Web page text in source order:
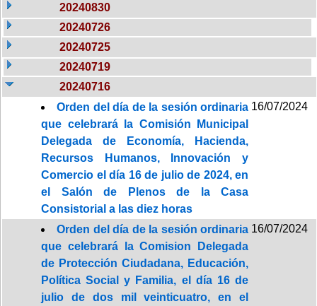
20240830
20240726
20240725
20240719
20240716
Orden del día de la sesión ordinaria
que celebrará la Comisión Municipal
Delegada de Economía, Hacienda,
Recursos Humanos, Innovación y
Comercio el día 16 de julio de 2024, en
el Salón de Plenos de la Casa
Consistorial a las diez horas
16/07/2024
Orden del día de la sesión ordinaria
que celebrará la Comision Delegada
de Protección Ciudadana, Educación,
Política Social y Familia, el día 16 de
julio de dos mil veinticuatro, en el
16/07/2024